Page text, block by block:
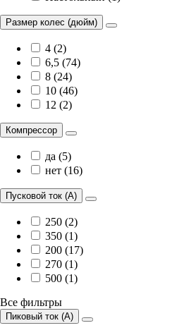
Размер колес (дюйм)
4 (2)
6,5 (74)
8 (24)
10 (46)
12 (2)
Компрессор
да (5)
нет (16)
Пусковой ток (А)
250 (2)
350 (1)
200 (17)
270 (1)
500 (1)
Все фильтры
Пиковый ток (А)